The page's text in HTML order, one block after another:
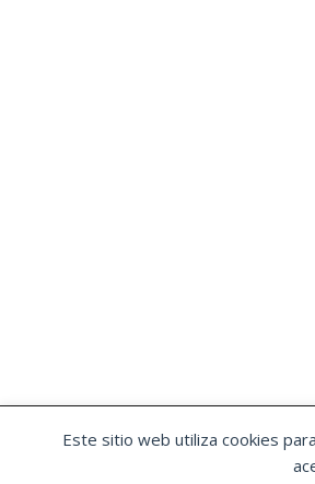
Este sitio web utiliza cookies
OSTA|